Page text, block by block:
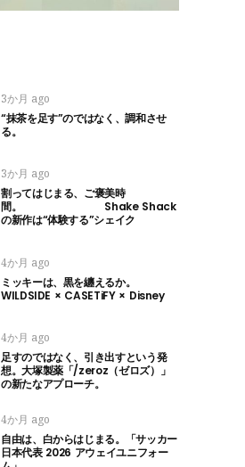
3か月 ago
“抹茶を足す”のではなく、調和させ
る。
3か月 ago
割ってはじまる、ご褒美時
間。 Shake Shack
の新作は“体験する”シェイク
4か月 ago
ミッキーは、黒を纏えるか。
WILDSIDE × CASETiFY × Disney
4か月 ago
足すのではなく、引き出すという発
想。大塚製薬「/zeroz（ゼロズ）」
の新たなアプローチ。
4か月 ago
自由は、白からはじまる。「サッカー
日本代表 2026 アウェイユニフォー